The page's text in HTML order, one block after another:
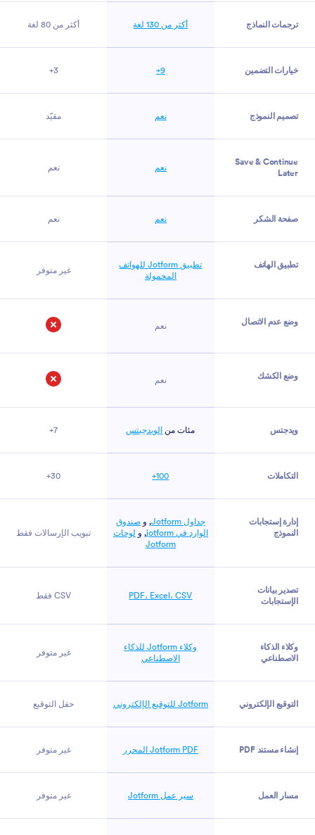
ترجمات النماذج أكثر من 130 لغة أكثر من 80 لغة
خيارات التضمين 9+
3+
تصميم النموذج نعم مقيّد
Save & Continue
Later
نعم نعم
صفحة الشكر نعم نعم
تطبيق الهاتف
تطبيق Jotform للهواتف
المحمولة
غير متوفر
وضع عدم الاتصال
نعم
وضع الكشك
نعم
ويدجتس مئات من الويدجيتس 7+
التكاملات 100+
30+
إدارة إستجابات
النموذج
جداول Jotform , وصندوق
الوارد في jotform
, و لوحات
Jotform
تبويب الإرسالات فقط
تصدير بيانات
الإستجابات
PDF، Excel، CSV CSV فقط
وكلاء الذكاء
الاصطناعي
وكلاء Jotform للذكاء
الاصطناعي
غير متوفر
التوقيع الإلكتروني Jotform للتوقيع الإلكتروني حقل التوقيع
إنشاء مستند PDF Jotform PDF المحرر غير متوفر
مسار العمل سير عمل Jotform غير متوفر